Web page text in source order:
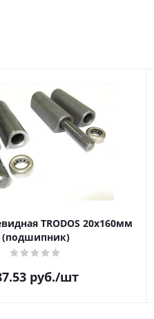
TRODOS 20х160мм
(подшипник)
руб./шт